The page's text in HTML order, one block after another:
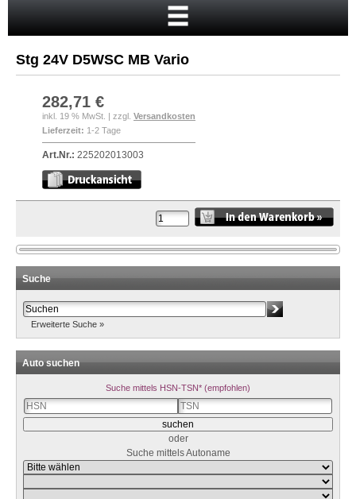
Mein Konto
Neukunde?
Kasse
Anmelden
Stg 24V D5WSC MB Vario
282,71 €
inkl. 19 % MwSt. | zzgl. Versandkosten
Lieferzeit: 1-2 Tage
Art.Nr.: 225202013003
Suche
Erweiterte Suche »
Auto suchen
Suche mittels HSN-TSN* (empfohlen)
oder
Suche mittels Autoname